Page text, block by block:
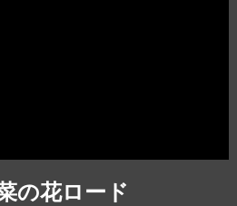
の花ロード